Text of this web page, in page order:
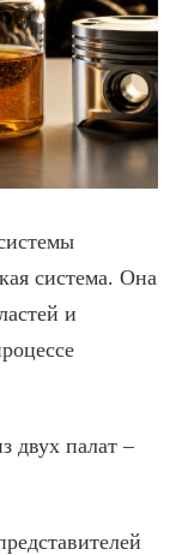
система. Она
и
двух палат –